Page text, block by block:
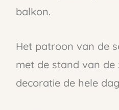
balkon.
Het patroon van de
met de stand van de
decoratie de hele